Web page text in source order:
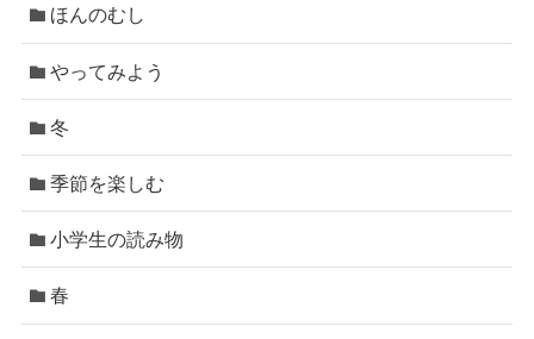
ほんのむし
やってみよう
冬
季節を楽しむ
小学生の読み物
春